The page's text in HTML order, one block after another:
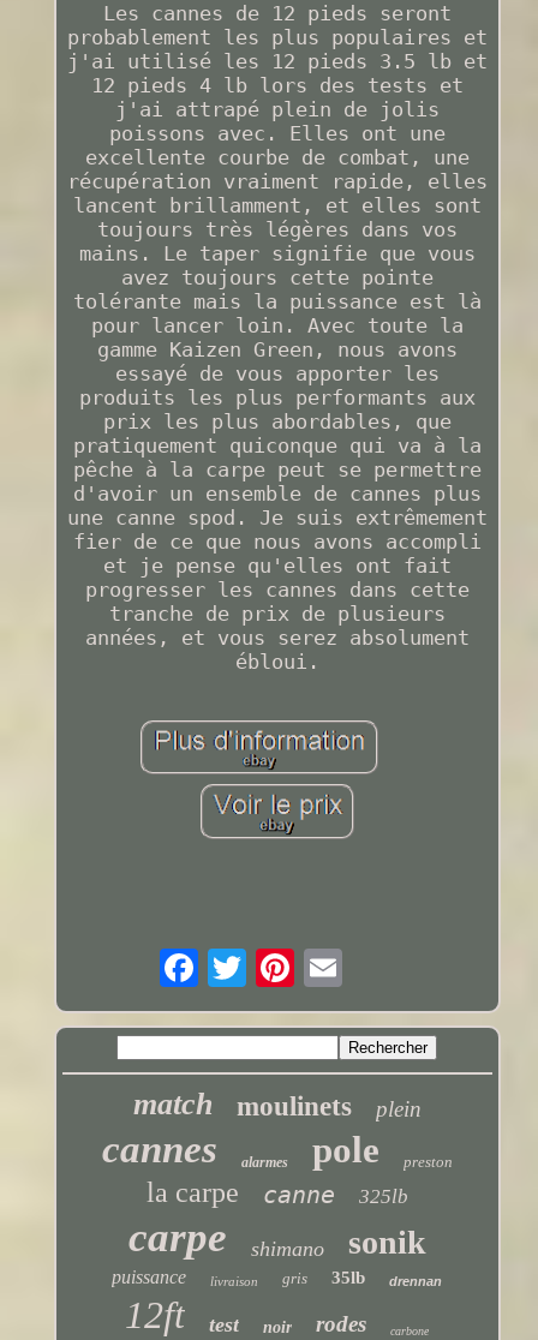
Les cannes de 12 pieds seront
probablement les plus populaires et
j'ai utilisé les 12 pieds 3.5 lb et
12 pieds 4 lb lors des tests et
j'ai attrapé plein de jolis
poissons avec. Elles ont une
excellente courbe de combat, une
récupération vraiment rapide, elles
lancent brillamment, et elles sont
toujours très légères dans vos
mains. Le taper signifie que vous
avez toujours cette pointe
tolérante mais la puissance est là
pour lancer loin. Avec toute la
gamme Kaizen Green, nous avons
essayé de vous apporter les
produits les plus performants aux
prix les plus abordables, que
pratiquement quiconque qui va à la
pêche à la carpe peut se permettre
d'avoir un ensemble de cannes plus
une canne spod. Je suis extrêmement
fier de ce que nous avons accompli
et je pense qu'elles ont fait
progresser les cannes dans cette
tranche de prix de plusieurs
années, et vous serez absolument
ébloui.
match moulinets plein
cannes alarmes pole preston
la carpe canne 325lb
carpe shimano sonik
puissance livraison gris 35lb drennan
12ft test noir rodes carbone